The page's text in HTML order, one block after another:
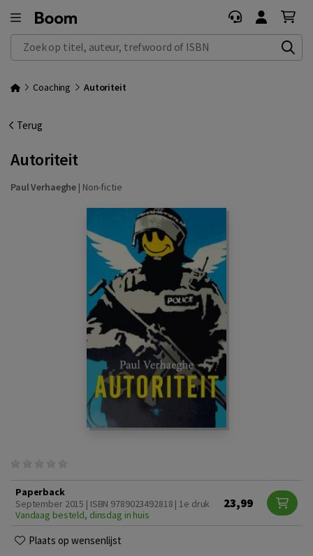
Zoek op titel, auteur, trefwoord of ISBN
Coaching Autoriteit
Terug
Autoriteit
Paul Verhaeghe | Non-fictie
Paperback
September 2015 | ISBN 9789023492818 | 1e druk
Vandaag besteld, dinsdag in huis
23,99
Plaats op wensenlijst